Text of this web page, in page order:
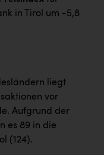
in Tirol um -5,8
liegt
vor
Aufgrund der
es 89 in die
(124).